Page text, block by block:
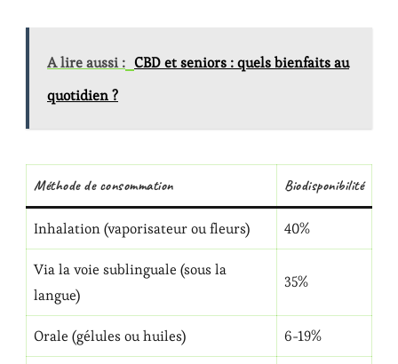
A lire aussi : CBD et seniors : quels bienfaits au
quotidien ?
Méthode de consommation Biodisponibilité
Inhalation (vaporisateur ou fleurs) 40%
Via la voie sublinguale (sous la
langue)
35%
Orale (gélules ou huiles) 6-19%